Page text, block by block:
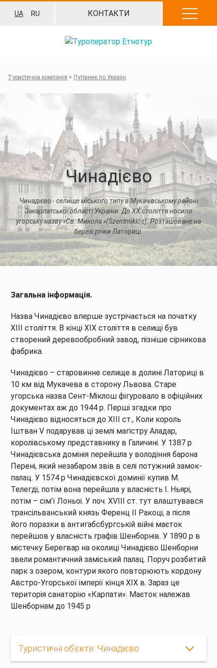
UA RU КОНТАКТИ
Туристична компанія > Путівник по Україні
Чинадієво
Чинадієво - селище міського типу в Мукачівському районі
Закарпатської області України. До XX століття носило
угорську назву «Св. Микола »(Szentmiklós). Розташоване на
березі річки Латориці.
Загальна інформація.
Назва Чинадієво вперше зустрічається на початку
XIII століття. В кінці XIX століття в селищі був
створений деревообробний завод, пізніше сірникова
фабрика.
Чинадієво – старовинне селище в долині Латориці в
10 км від Мукачева в сторону Львова. Старе
угорська назва Сент-Міклош фігуровало в офіційних
документах аж до 1944 р. Перші згадки про
Чинадієво відносяться до XIII ст., Коли король
Іштван V подарував ці землі магістру Аладар,
королівському представнику в Галичині. У 1387 р
Чинадієвська домінія перейшла у володіння барона
Перені, який незабаром звів в селі потужний замок-
палац. У 1574 р Чинадієвскої доминії купив М.
Телегді, потім вона перейшла у власність І. Ньярі,
потім – сім’ї Лоньоі. У поч. XVIII ст. тут влаштувався
трансільванський князь Ференц II Ракоці, а після
його поразки в антигабсбургській війні маєток
перейшов у власність графів Шенборнів. У 1890 р в
містечку Берегвар на околиці Чинадієво Шенборни
звели романтичний заміський палац. Поруч розбитий
парк з озером, контури якого повторюють кордону
Австро-Угорської імперії кінця XIX в. Зараз це
територія санаторію «Карпати». Маєток належав
Шенборнам до 1945 р
Туристичні об'єкти: Чинадієво